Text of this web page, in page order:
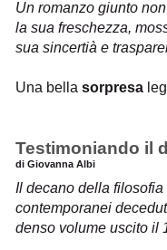
Un romanzo giunto
la sua freschezza,
sua sincertià e
Una bella sorpresa
Testimoniando il
di Giovanna Albi
Il decano della
contemporanei
denso volume uscito il